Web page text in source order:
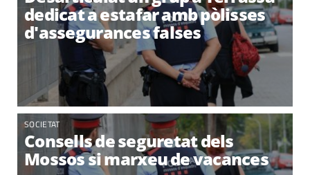
dedicat a estafar amb pòlisses
d'assegurances falses
SOCIETAT
Consells de seguretat dels
Mossos si marxeu de vacances